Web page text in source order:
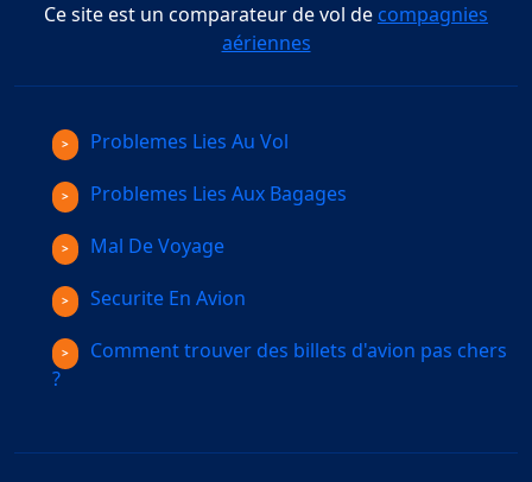
Ce site est un comparateur de vol de compagnies
aériennes
Problemes Lies Au Vol
Problemes Lies Aux Bagages
Mal De Voyage
Securite En Avion
Comment trouver des billets d'avion pas chers
?